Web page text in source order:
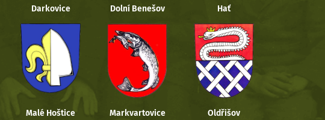
Darkovice Dolní Benešov Hať
Malé Hoštice Markvartovice Oldřišov